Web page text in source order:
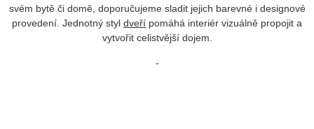
svém bytě či domě, doporučujeme sladit jejich barevné i designové
provedení. Jednotný styl dveří pomáhá interiér vizuálně propojit a
vytvořit celistvější dojem.
-